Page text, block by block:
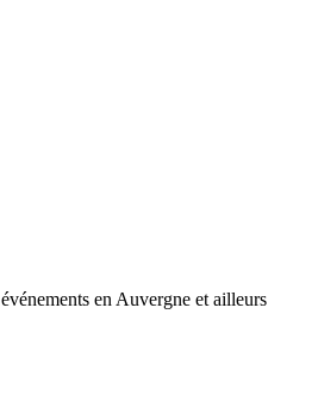
en Auvergne et ailleurs